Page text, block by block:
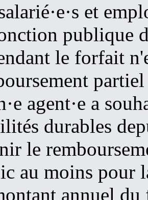
et
publique
le forfait
agent·e a
durables
le
au moins pour
annuel